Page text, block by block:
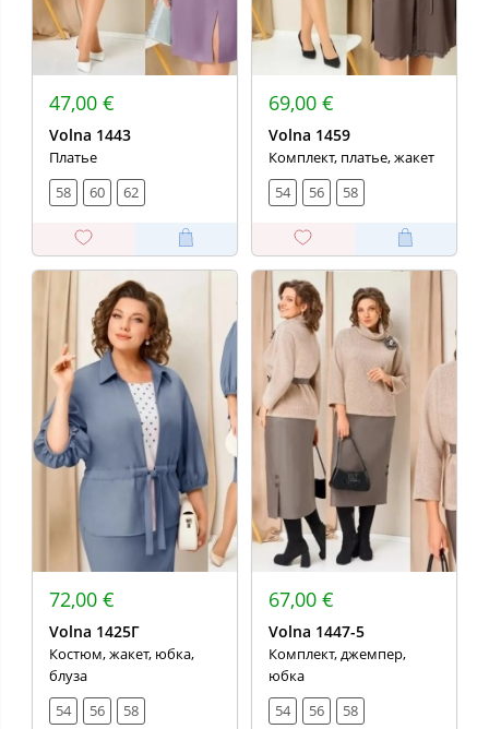
47,00 €
Volna 1443
Платье
58
60 62
69,00 €
Volna 1459
Комплект, платье, жакет
54
56 58
72,00 €
Volna 1425Г
Костюм, жакет, юбка,
блуза
54
56 58
67,00 €
Volna 1447-5
Комплект, джемпер,
юбка
54
56 58